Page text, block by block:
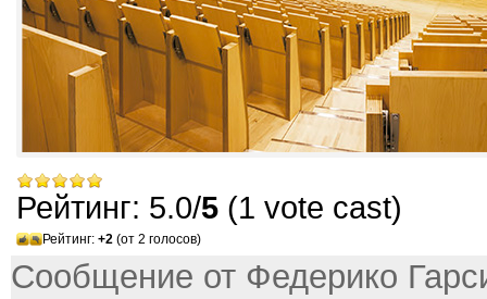
Рейтинг: 5.0/5 (1 vote cast)
Рейтинг: +2 (от 2 голосов)
Сообщение от Федерико